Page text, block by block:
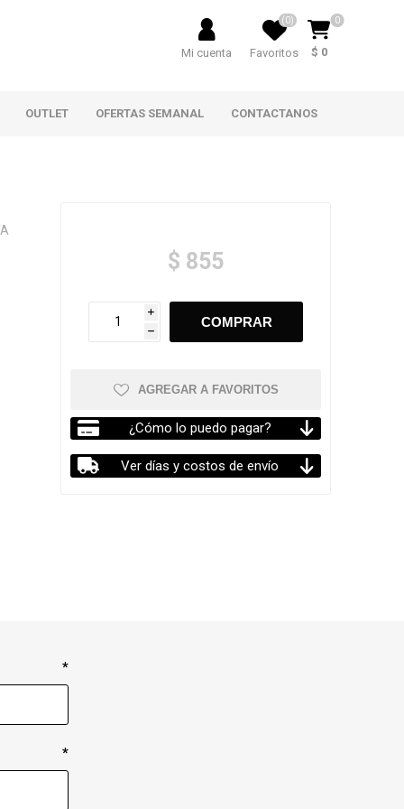
Mi cuenta Favoritos
(0) 0
$ 0
OUTLET OFERTAS SEMANAL CONTACTANOS
$ 855
i
h
AGREGAR A FAVORITOS
¿Cómo lo puedo pagar?
Ver días y costos de envío
*
*